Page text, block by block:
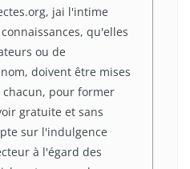
jai l'intime
qu'elles
ou de
doivent être mises
pour former
gratuite et sans
sur l'indulgence
à l'égard des